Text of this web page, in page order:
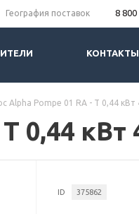
География поставок 8 800
КОНТАКТЫ
Alpha Pompe 01 RA - T 0,44 кВт
0,44 кВт
ID 375862